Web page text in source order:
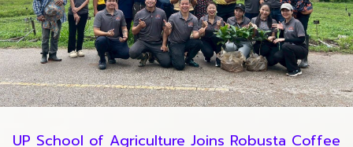
UP School of Agriculture Joins Robusta Coffee